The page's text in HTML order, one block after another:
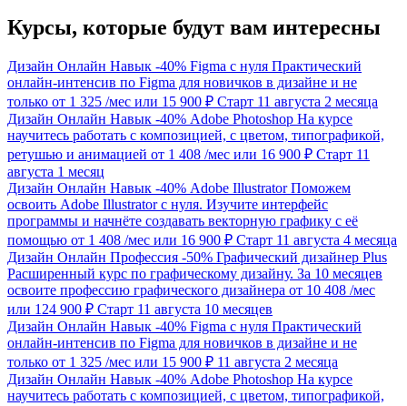
Курсы, которые будут вам интересны
Дизайн Онлайн Навык -40% Figma с нуля Практический
онлайн-интенсив по Figma для новичков в дизайне и не
только от 1 325 /мес или 15 900 ₽ Старт 11 августа 2 месяца
Дизайн Онлайн Навык -40% Adobe Photoshop На курсе
научитесь работать с композицией, с цветом, типографикой,
ретушью и анимацией от 1 408 /мес или 16 900 ₽ Старт 11
августа 1 месяц
Дизайн Онлайн Навык -40% Adobe Illustrator Поможем
освоить Adobe Illustrator с нуля. Изучите интерфейс
программы и начнёте создавать векторную графику с её
помощью от 1 408 /мес или 16 900 ₽ Старт 11 августа 4 месяца
Дизайн Онлайн Профессия -50% Графический дизайнер Plus
Расширенный курс по графическому дизайну. За 10 месяцев
освоите профессию графического дизайнера от 10 408 /мес
или 124 900 ₽ Старт 11 августа 10 месяцев
Дизайн Онлайн Навык -40% Figma с нуля Практический
онлайн-интенсив по Figma для новичков в дизайне и не
только от 1 325 /мес или 15 900 ₽ 11 августа 2 месяца
Дизайн Онлайн Навык -40% Adobe Photoshop На курсе
научитесь работать с композицией, с цветом, типографикой,